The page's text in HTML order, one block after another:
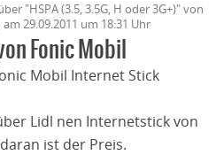
"HSPA (3.5, 3.5G, H oder 3G+)" von
, am 29.09.2011 um 18:31 Uhr
Fonic Mobil
Mobil Internet Stick
Lidl nen Internetstick von
ist der Preis.